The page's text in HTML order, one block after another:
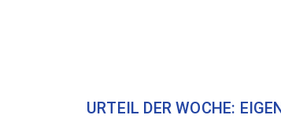
URTEIL DER WOCHE: